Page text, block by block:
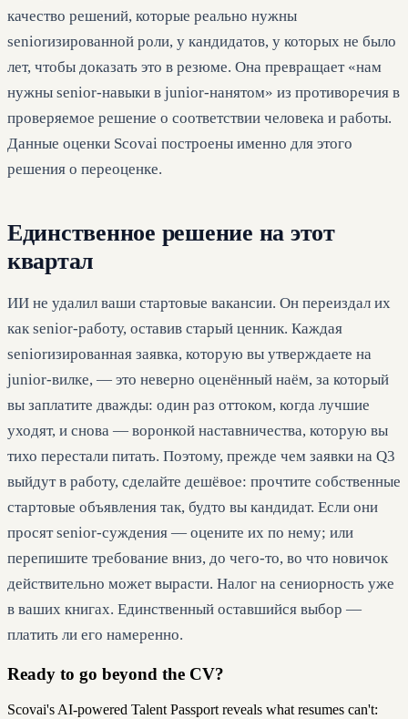
качество решений, которые реально нужны
seniorизированной роли, у кандидатов, у которых не было
лет, чтобы доказать это в резюме. Она превращает «нам
нужны senior-навыки в junior-нанятом» из противоречия в
проверяемое решение о соответствии человека и работы.
Данные оценки Scovai построены именно для этого
решения о переоценке.
Единственное решение на этот
квартал
ИИ не удалил ваши стартовые вакансии. Он переиздал их
как senior-работу, оставив старый ценник. Каждая
seniorизированная заявка, которую вы утверждаете на
junior-вилке, — это неверно оценённый наём, за который
вы заплатите дважды: один раз оттоком, когда лучшие
уходят, и снова — воронкой наставничества, которую вы
тихо перестали питать. Поэтому, прежде чем заявки на Q3
выйдут в работу, сделайте дешёвое: прочтите собственные
стартовые объявления так, будто вы кандидат. Если они
просят senior-суждения — оцените их по нему; или
перепишите требование вниз, до чего-то, во что новичок
действительно может вырасти. Налог на сениорность уже
в ваших книгах. Единственный оставшийся выбор —
платить ли его намеренно.
Ready to go beyond the CV?
Scovai's AI-powered Talent Passport reveals what resumes can't: